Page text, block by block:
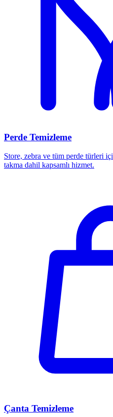
Perde Temizleme
Store, zebra ve tüm perde türleri
takma dahil kapsamlı hizmet.
Çanta Temizleme